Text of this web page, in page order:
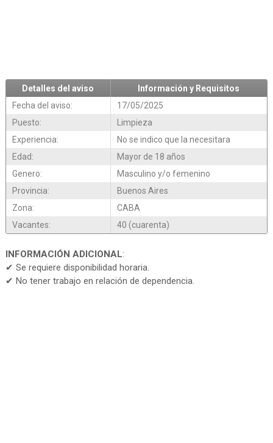
Detalles del aviso
Información y Requisitos
Fecha del aviso:
17/05/2025
Puesto:
Limpieza
Experiencia:
No se indico que la necesitara
Edad:
Mayor de 18 años
Genero:
Masculino y/o femenino
Provincia:
Buenos Aires
Zona:
CABA
Vacantes:
40 (cuarenta)
INFORMACIÓN ADICIONAL:
✔ Se requiere disponibilidad horaria.
✔ No tener trabajo en relación de dependencia.